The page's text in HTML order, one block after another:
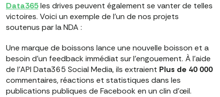
Data365les drives peuvent également se vanter de telles
victoires. Voici un exemple de l'un de nos projets
soutenus par la NDA :
Une marque de boissons lance une nouvelle boisson et a
besoin d'un feedback immédiat sur l'engouement. À l'aide
de l'API Data365 Social Media, ils extraient Plus de 40 000
commentaires, réactions et statistiques dans les
publications publiques de Facebook en un clin d'œil.